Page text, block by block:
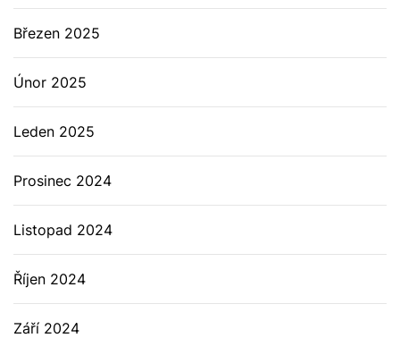
Březen 2025
Únor 2025
Leden 2025
Prosinec 2024
Listopad 2024
Říjen 2024
Září 2024